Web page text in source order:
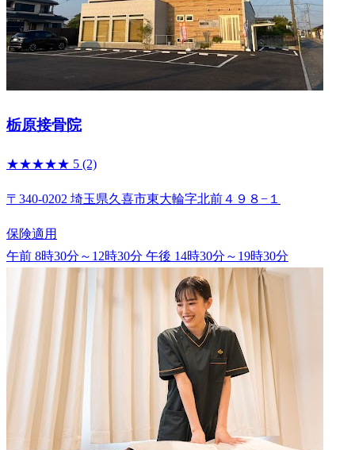
栃原接骨院
★★★★★ 5 (2)
〒340-0202 埼玉県久喜市東大輪字北前４９８−１
保険適用
午前 8時30分～12時30分 午後 14時30分～19時30分